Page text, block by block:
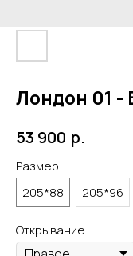
Лондон 01 -
53 900 р.
Размер
205*88
205*96
Открывание